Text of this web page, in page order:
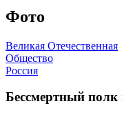
Фото
Великая Отечественная
Общество
Россия
Бессмертный полк